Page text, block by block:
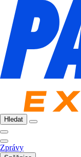
Hledat
Zprávy